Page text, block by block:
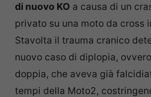
di nuovo KO a causa di un
privato su una moto da cross
Stavolta il trauma cranico
nuovo caso di diplopia,
doppia, che aveva già
tempi della Moto2,